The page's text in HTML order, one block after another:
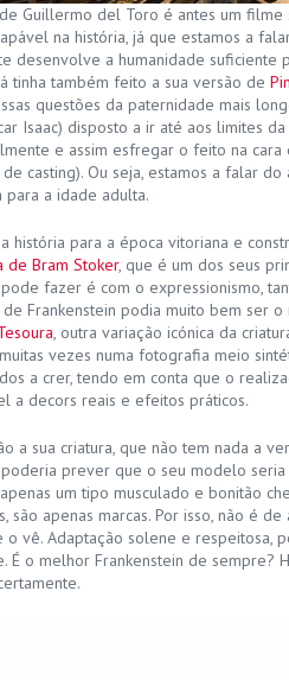
de Guillermo del Toro é antes um
na história, já que estamos a
desenvolve a humanidade suficiente
tinha também feito a sua versão de
questões da paternidade mais
Isaac) disposto a ir até aos limites
e assim esfregar o feito na
casting). Ou seja, estamos a falar
para a idade adulta.
história para a época vitoriana e
de Bram Stoker, que é um dos seus
fazer é com o expressionismo,
Frankenstein podia muito bem ser o
, outra variação icónica da
vezes numa fotografia meio
a crer, tendo em conta que o
a decors reais e efeitos práticos.
a sua criatura, que não tem nada a
poderia prever que o seu modelo
um tipo musculado e bonitão
são apenas marcas. Por isso, não é
vê. Adaptação solene e respeitosa,
É o melhor Frankenstein de sempre?